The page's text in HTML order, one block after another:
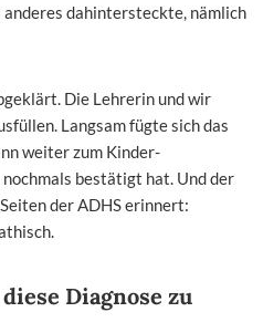
anderes dahintersteckte, nämlich
Die Lehrerin und wir
Langsam fügte sich das
weiter zum Kinder-
bestätigt hat. Und der
der ADHS erinnert:
Diagnose zu